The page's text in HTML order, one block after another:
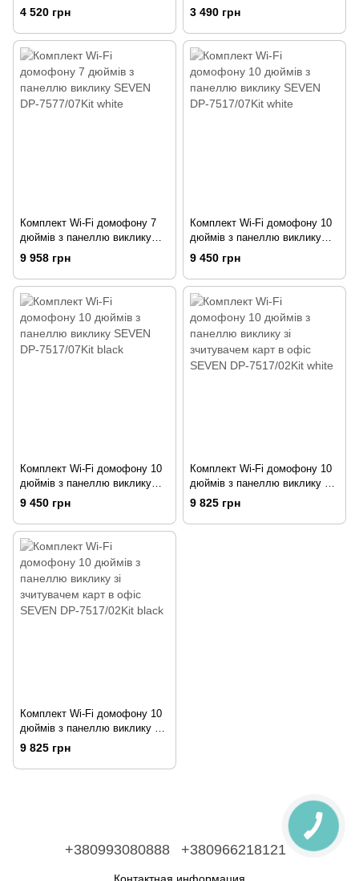
SEVEN DP-7574 Kit black
4 520 грн
DP–7542 Kit black
3 490 грн
Комплект Wi-Fi домофону 7
дюймів з панеллю виклику
SEVEN DP-7577/07Kit white
9 958 грн
Комплект Wi-Fi домофону 10
дюймів з панеллю виклику
SEVEN DP-7517/07Kit white
9 450 грн
Комплект Wi-Fi домофону 10
дюймів з панеллю виклику
SEVEN DP-7517/07Kit black
9 450 грн
Комплект Wi-Fi домофону 10
дюймів з панеллю виклику зі
зчитувачем карт в офіс
SEVEN DP-7517/02Kit white
9 825 грн
Комплект Wi-Fi домофону 10
дюймів з панеллю виклику зі
зчитувачем карт в офіс
SEVEN DP-7517/02Kit black
9 825 грн
+380993080888 +380966218121